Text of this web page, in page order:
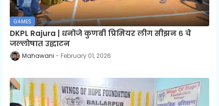
GAMES
DKPL Rajura | धनोजे कुणबी प्रिमियर लीग सीझन ६ चे
जल्लोषात उद्घाटन
Mahawani February 01, 2026